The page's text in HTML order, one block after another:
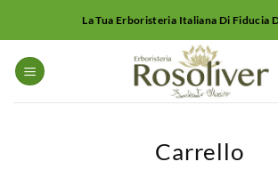
contenuti
La Tua Erboristeria Italiana Di Fiducia
Carrello